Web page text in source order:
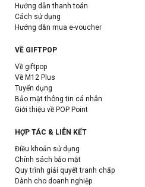
Hướng dẫn thanh toán
Cách sử dụng
Hướng dẫn mua e-voucher
VỀ GIFTPOP
Về giftpop
Về M12 Plus
Tuyển dụng
Bảo mật thông tin cá nhân
Giới thiệu về POP Point
HỢP TÁC & LIÊN KẾT
Điều khoản sử dụng
Chính sách bảo mật
Quy trình giải quyết tranh chấp
Dành cho doanh nghiệp